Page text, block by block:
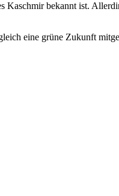
Kaschmir bekannt ist.
eine grüne Zukunft